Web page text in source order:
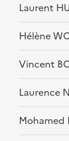
Laurent
Hélène
Vincent
Laurence
Mohamed